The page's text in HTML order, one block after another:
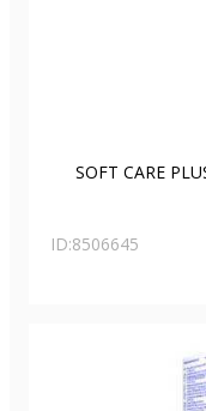
SOFT CARE
ID:8506645